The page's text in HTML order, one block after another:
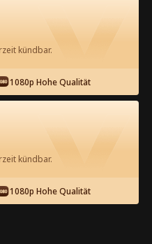
ist jetzt für dich
25 26
kündbar.
1080p Hohe Qualität
kündbar.
1080p Hohe Qualität